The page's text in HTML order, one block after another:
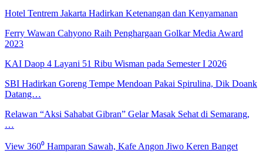
Hotel Tentrem Jakarta Hadirkan Ketenangan dan Kenyamanan
Ferry Wawan Cahyono Raih Penghargaan Golkar Media Award
2023
KAI Daop 4 Layani 51 Ribu Wisman pada Semester I 2026
SBI Hadirkan Goreng Tempe Mendoan Pakai Spirulina, Dik Doank
Datang…
Relawan “Aksi Sahabat Gibran” Gelar Masak Sehat di Semarang,
…
View 360⁰ Hamparan Sawah, Kafe Angon Jiwo Keren Banget